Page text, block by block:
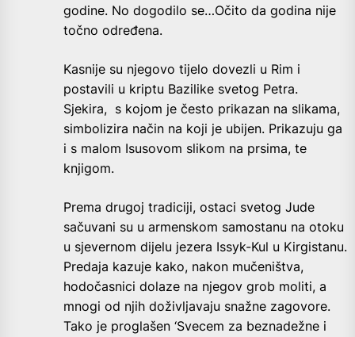
godine. No dogodilo se…Očito da godina nije
točno određena.
Kasnije su njegovo tijelo dovezli u Rim i
postavili u kriptu Bazilike svetog Petra.
Sjekira, s kojom je često prikazan na slikama,
simbolizira način na koji je ubijen. Prikazuju ga
i s malom Isusovom slikom na prsima, te
knjigom.
Prema drugoj tradiciji, ostaci svetog Jude
sačuvani su u armenskom samostanu na otoku
u sjevernom dijelu jezera Issyk-Kul u Kirgistanu.
Predaja kazuje kako, nakon mučeništva,
hodočasnici dolaze na njegov grob moliti, a
mnogi od njih doživljavaju snažne zagovore.
Tako je proglašen ‘Svecem za beznadežne i